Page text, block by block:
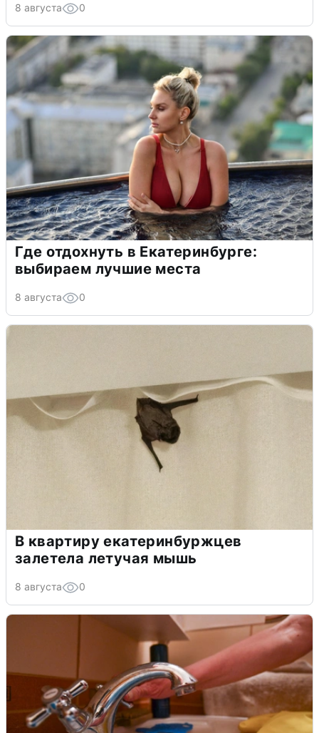
8 августа 0
Где отдохнуть в Екатеринбурге:
выбираем лучшие места
8 августа 0
В квартиру екатеринбуржцев
залетела летучая мышь
8 августа 0